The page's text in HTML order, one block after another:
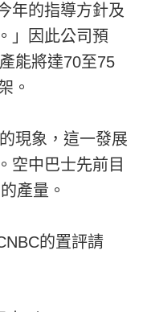
年的指導方針及
」因此公司預
能將達70至75
。
現象，這一發展
空中巴士先前目
產量。
的置評請